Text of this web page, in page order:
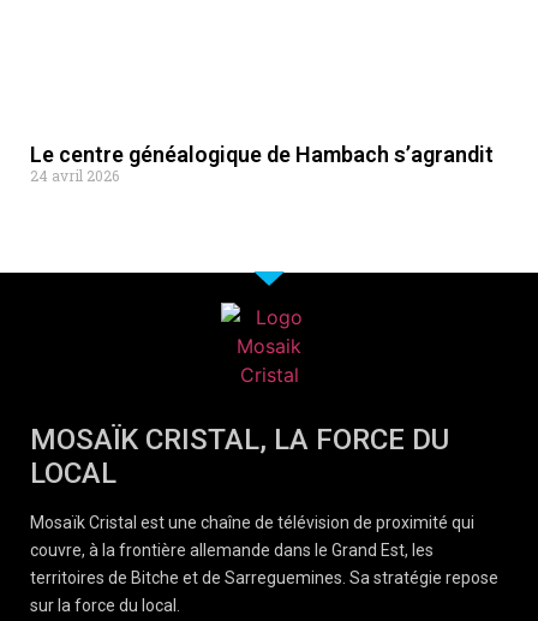
Le centre généalogique de Hambach s’agrandit
24 avril 2026
MOSAÏK CRISTAL, LA FORCE DU
LOCAL
Mosaïk Cristal est une chaîne de télévision de proximité qui
couvre, à la frontière allemande dans le Grand Est, les
territoires de Bitche et de Sarreguemines. Sa stratégie repose
sur la force du local.